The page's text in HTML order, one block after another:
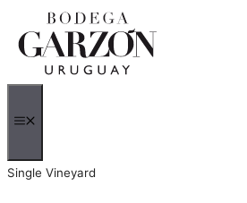
para
conteúdo
Single Vineyard